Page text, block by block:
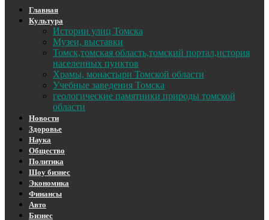
Главная
Культура
Истории улиц Томска
Музеи, выставки
Томск,томская область,томский портал,история
населенных пунктов
Храмы, монастыри Томской области
Учебные заведения Томска
геологические памятники природы томской
области
Новости
Здоровье
Наука
Общество
Политика
Шоу бизнес
Экономика
Финансы
Авто
Бизнес